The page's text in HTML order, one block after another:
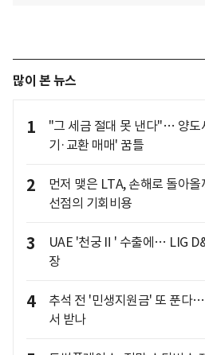
많이 본 뉴스
1
"그 세금 절대 못 낸다"… 양도
기·교환 매매' 꿈틀
2
먼저 맺은 LTA, 손해로 돌아
선점의 기회비용
3
UAE '천궁Ⅱ' 수출에… LIG
장
4
추석 전 '민생지원금' 또 푼다
서 받나